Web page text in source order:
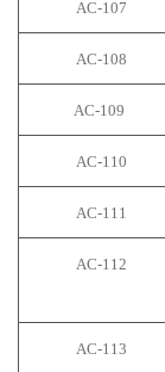
AC-107
AC-108
AC-109
AC-110
AC-111
AC-112
AC-113